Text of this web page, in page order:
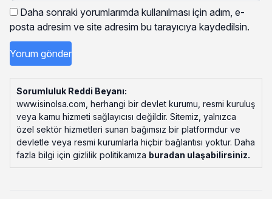
Daha sonraki yorumlarımda kullanılması için adım, e-
posta adresim ve site adresim bu tarayıcıya kaydedilsin.
Sorumluluk Reddi Beyanı:
www.isinolsa.com, herhangi bir devlet kurumu, resmi kuruluş
veya kamu hizmeti sağlayıcısı değildir. Sitemiz, yalnızca
özel sektör hizmetleri sunan bağımsız bir platformdur ve
devletle veya resmi kurumlarla hiçbir bağlantısı yoktur. Daha
fazla bilgi için gizlilik politikamıza buradan ulaşabilirsiniz.